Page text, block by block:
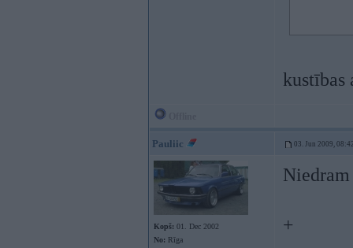
kustības
Pauliic 03. Jun 2009,
Kopš: 01. Dec 2002
No: Rīga
+